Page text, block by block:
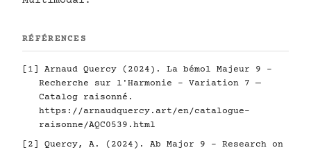
RÉFÉRENCES
[1] Arnaud Quercy (2024). La bémol Majeur 9 -
Recherche sur l'Harmonie - Variation 7 —
Catalog raisonné.
https://arnaudquercy.art/en/catalogue-
raisonne/AQC0539.html
[2] Quercy, A. (2024). Ab Major 9 - Research on